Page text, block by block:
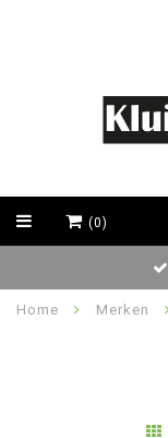
(0)
Home Merken